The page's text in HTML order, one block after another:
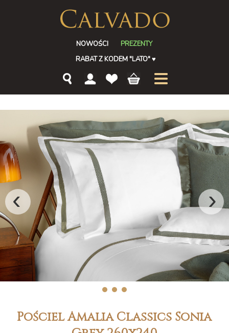
NOWOŚCI
PREZENTY
RABAT Z KODEM "LATO"♥
‹ ›
1 2 3
Pościel Amalia Classics Sonia